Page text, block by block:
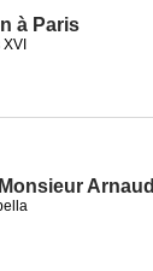
à Paris
Arnaud